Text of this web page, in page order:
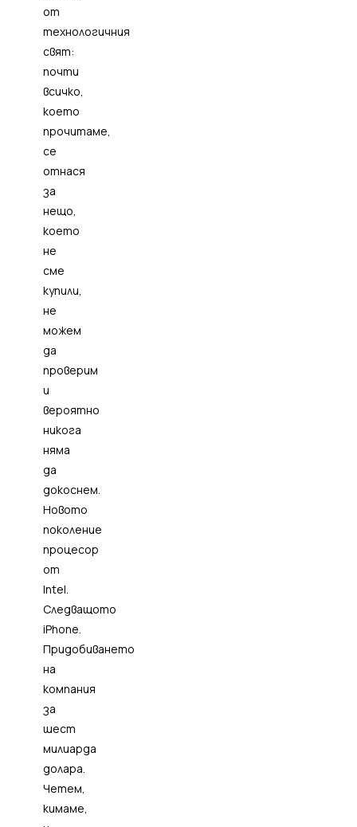
от
технологичния
свят:
почти
всичко,
което
прочитаме,
се
отнася
за
нещо,
което
не
сме
купили,
не
можем
да
проверим
и
вероятно
никога
няма
да
докоснем.
Новото
поколение
процесор
от
Intel.
Следващото
iPhone.
Придобиването
на
компания
за
шест
милиарда
долара.
Четем,
кимаме,